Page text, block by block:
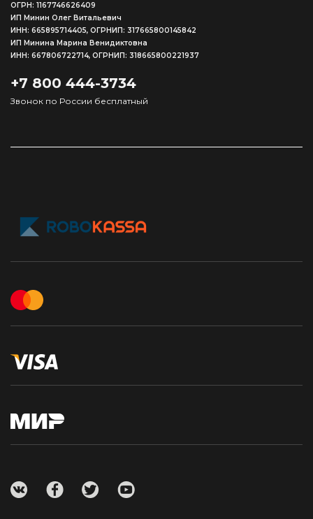
ОГРН: 1167746626409
ИП Минин Олег Витальевич
ИНН: 665895714405, ОГРНИП: 317665800145842
ИП Минина Марина Венидиктовна
ИНН: 667806722714, ОГРНИП: 318665800221937
+7 800 444-3734
Звонок по России бесплатный